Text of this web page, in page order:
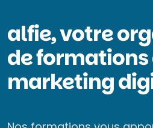
alfie, votre
de formations
marketing